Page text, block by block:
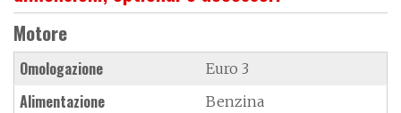
Motore
Omologazione Euro 3
Alimentazione Benzina